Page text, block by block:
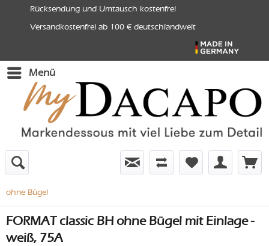
Rücksendung und Umtausch kostenfrei
Versandkostenfrei ab 100 € deutschlandweit
Menü
ohne Bügel
FORMAT classic BH ohne Bügel mit Einlage -
weiß, 75A